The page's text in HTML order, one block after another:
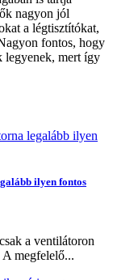
nagyon jól
a légtisztítókat,
fontos, hogy
legyenek, mert így
ilyen fontos
a ventilátoron
megfelelő...